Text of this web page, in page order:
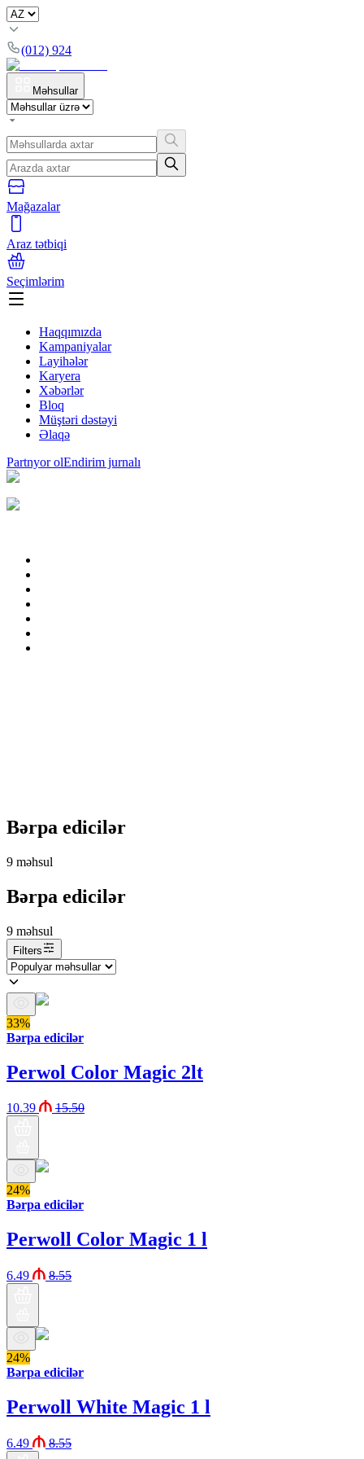
(012) 924
Məhsullar
Mağazalar
Araz tətbiqi
Seçimlərim
Haqqımızda
Kampaniyalar
Layihələr
Karyera
Xəbərlər
Bloq
Müştəri dəstəyi
Əlaqə
Partnyor olEndirim jurnalı
Bərpa edicilər
9 məhsul
Bərpa edicilər
9 məhsul
Filters
33%
Bərpa edicilər
Perwol Color Magic 2lt
10.39 15.50
24%
Bərpa edicilər
Perwoll Color Magic 1 l
6.49 8.55
24%
Bərpa edicilər
Perwoll White Magic 1 l
6.49 8.55